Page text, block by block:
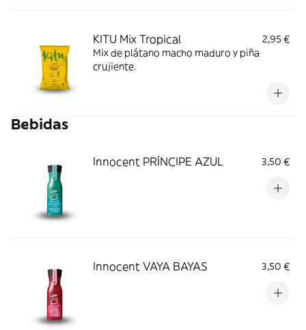
KITU Mix Tropical
2,95 €
Mix de plátano macho maduro y piña
crujiente.
Bebidas
Innocent PRÍNCIPE AZUL 3,50 €
Innocent VAYA BAYAS 3,50 €